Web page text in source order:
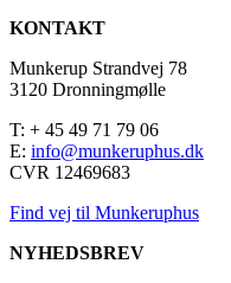
KONTAKT
Munkerup Strandvej 78
3120 Dronningmølle
T: + 45 49 71 79 06
E: info@munkeruphus.dk
CVR 12469683
Find vej til Munkeruphus
NYHEDSBREV